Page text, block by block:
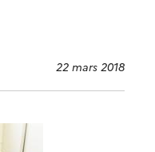
22 mars 2018